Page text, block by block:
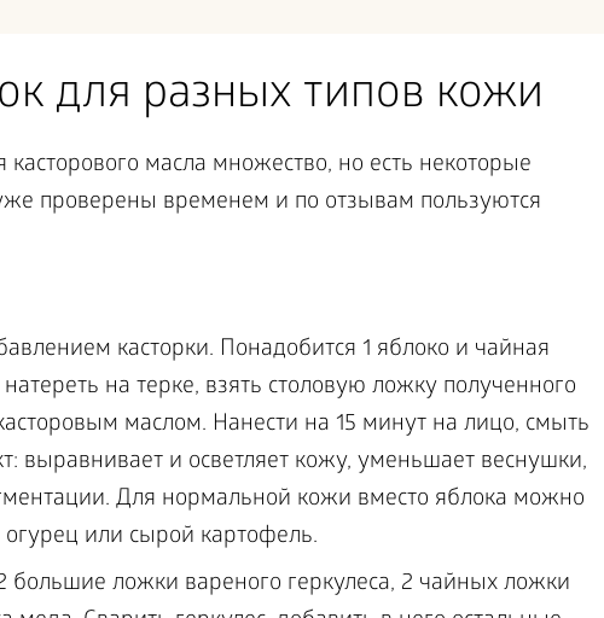
для разных типов кожи
касторового масла множество, но есть некоторые
проверены временем и по отзывам пользуются
касторки. Понадобится 1 яблоко и чайная
на терке, взять столовую ложку полученного
маслом. Нанести на 15 минут на лицо, смыть
выравнивает и осветляет кожу, уменьшает веснушки,
Для нормальной кожи вместо яблока можно
огурец или сырой картофель.
2 большие ложки вареного геркулеса, 2 чайных ложки